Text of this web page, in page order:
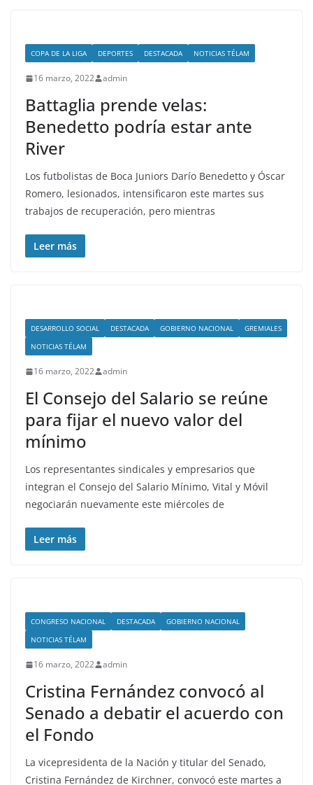
COPA DE LA LIGA DEPORTES DESTACADA NOTICIAS TÉLAM
16 marzo, 2022 admin
Battaglia prende velas:
Benedetto podría estar ante
River
Los futbolistas de Boca Juniors Darío Benedetto y Óscar
Romero, lesionados, intensificaron este martes sus
trabajos de recuperación, pero mientras
Leer más
DESARROLLO SOCIAL DESTACADA GOBIERNO NACIONAL
GREMIALES
NOTICIAS TÉLAM
16 marzo, 2022 admin
El Consejo del Salario se reúne
para fijar el nuevo valor del
mínimo
Los representantes sindicales y empresarios que
integran el Consejo del Salario Mínimo, Vital y Móvil
negociarán nuevamente este miércoles de
Leer más
CONGRESO NACIONAL DESTACADA
GOBIERNO NACIONAL
NOTICIAS TÉLAM
16 marzo, 2022 admin
Cristina Fernández convocó al
Senado a debatir el acuerdo con
el Fondo
La vicepresidenta de la Nación y titular del Senado,
Cristina Fernández de Kirchner, convocó este martes a